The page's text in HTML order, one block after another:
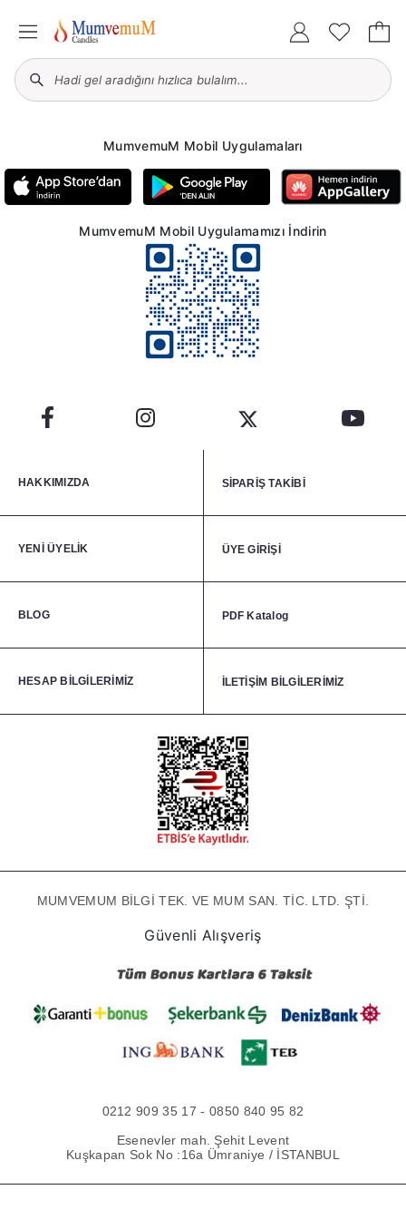
MumvemuM Mobil Uygulamaları
MumvemuM Mobil Uygulamamızı İndirin
HAKKIMIZDA SİPARİŞ TAKİBİ
YENİ ÜYELİK ÜYE GİRİŞİ
BLOG PDF Katalog
HESAP BİLGİLERİMİZ İLETİŞİM BİLGİLERİMİZ
MUMVEMUM BİLGİ TEK. VE MUM SAN. TİC. LTD. ŞTİ.
Güvenli Alışveriş
0212 909 35 17 - 0850 840 95 82
Esenevler mah. Şehit Levent
Kuşkapan Sok No :16a Ümraniye / İSTANBUL